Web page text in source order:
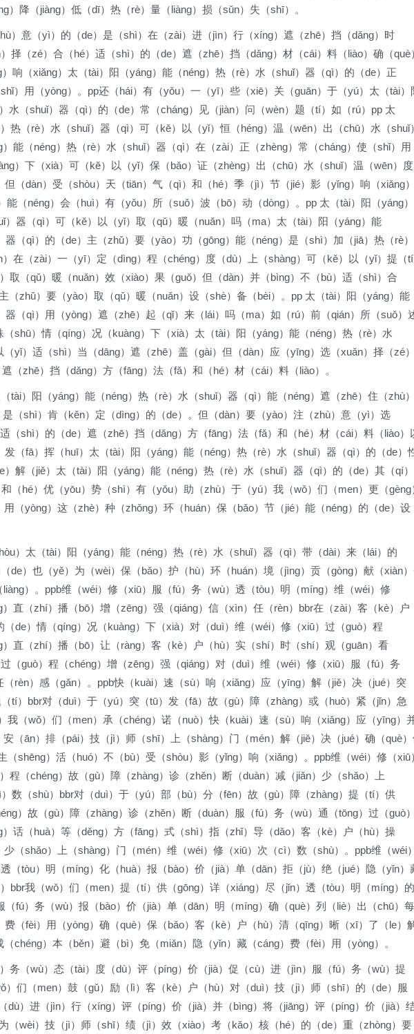
）降（jiàng）低（dī）热（rè）量（liàng）损（sǔn）失（shī）。
）意（yì）的（de）是（shì）在（zài）进（jìn）行（xíng）遮（zhē）挡（dǎng）时
择（zé）合（hé）适（shì）的（de）遮（zhē）挡（dǎng）材（cái）料（liào）确（què
响（xiǎng）太（tài）阳（yáng）能（néng）热（rè）水（shuǐ）器（qì）的（de）正
shǐ）用（yòng）。pp还（hái）有（yǒu）一（yī）些（xiē）关（guān）于（yú）太（tài）
水（shuǐ）器（qì）的（de）常（cháng）见（jiàn）问（wèn）题（tí）如（rú）pp 太
热（rè）水（shuǐ）器（qì）可（kě）以（yǐ）恒（héng）温（wēn）出（chū）水（shuǐ）
能（néng）热（rè）水（shuǐ）器（qì）在（zài）正（zhèng）常（cháng）使（shǐ）用
）下（xià）可（kě）以（yǐ）保（bǎo）证（zhèng）出（chū）水（shuǐ）温（wēn）度
但（dàn）受（shòu）天（tiān）气（qì）和（hé）季（jì）节（jié）影（yǐng）响（xiǎng）
能（néng）会（huì）有（yǒu）所（suǒ）波（bō）动（dòng）。pp 太（tài）阳（yáng）
）器（qì）可（kě）以（yǐ）取（qǔ）暖（nuǎn）吗（ma）太（tài）阳（yáng）能
器（qì）的（de）主（zhǔ）要（yào）功（gōng）能（néng）是（shì）加（jiā）热（rè）
在（zài）一（yī）定（dìng）程（chéng）度（dù）上（shàng）可（kě）以（yǐ）提（tí
取（qǔ）暖（nuǎn）效（xiào）果（guǒ）但（dàn）并（bìng）不（bù）适（shì）合
（zhǔ）要（yào）取（qǔ）暖（nuǎn）设（shè）备（bèi）。pp 太（tài）阳（yáng）能
器（qì）用（yòng）遮（zhē）起（qǐ）来（lái）吗（ma）如（rú）前（qián）所（suǒ）
（shū）情（qíng）况（kuàng）下（xià）太（tài）阳（yáng）能（néng）热（rè）水
（yǐ）适（shì）当（dāng）遮（zhē）盖（gài）但（dàn）应（yīng）选（xuǎn）择（zé）
（zhē）挡（dǎng）方（fāng）法（fǎ）和（hé）材（cái）料（liào）。
tài）阳（yáng）能（néng）热（rè）水（shuǐ）器（qì）能（néng）遮（zhē）住（zhù）
（shì）肯（kěn）定（dìng）的（de）。但（dàn）要（yào）注（zhù）意（yì）选
（shì）的（de）遮（zhē）挡（dǎng）方（fāng）法（fǎ）和（hé）材（cái）料（liào）
发（fā）挥（huī）太（tài）阳（yáng）能（néng）热（rè）水（shuǐ）器（qì）的（de）
）解（jiě）太（tài）阳（yáng）能（néng）热（rè）水（shuǐ）器（qì）的（de）其（qí）
（hé）优（yōu）势（shì）有（yǒu）助（zhù）于（yú）我（wǒ）们（men）更（gèng
（yòng）这（zhè）种（zhǒng）环（huán）保（bǎo）节（jié）能（néng）的（de）设
）太（tài）阳（yáng）能（néng）热（rè）水（shuǐ）器（qì）带（dài）来（lái）的
（de）也（yě）为（wèi）保（bǎo）护（hù）环（huán）境（jìng）贡（gòng）献（xiàn
liàng）。ppb维（wéi）修（xiū）服（fú）务（wù）透（tòu）明（míng）维（wéi）修
）直（zhí）播（bō）增（zēng）强（qiáng）信（xìn）任（rèn）bbr在（zài）客（kè）户
（de）情（qíng）况（kuàng）下（xià）对（duì）维（wéi）修（xiū）过（guò）程
）直（zhí）播（bō）让（ràng）客（kè）户（hù）实（shí）时（shí）观（guān）看
（guò）程（chéng）增（zēng）强（qiáng）对（duì）维（wéi）修（xiū）服（fú）务
（rèn）感（gǎn）。ppb快（kuài）速（sù）响（xiǎng）应（yīng）解（jiě）决（jué）突
（tí）bbr对（duì）于（yú）突（tū）发（fā）故（gù）障（zhàng）或（huò）紧（jǐn）急
我（wǒ）们（men）承（chéng）诺（nuò）快（kuài）速（sù）响（xiǎng）应（yīng）
安（ān）排（pái）技（jì）师（shī）上（shàng）门（mén）解（jiě）决（jué）确（què
（shēng）活（huó）不（bù）受（shòu）影（yǐng）响（xiǎng）。ppb维（wéi）修（xiū
程（chéng）故（gù）障（zhàng）诊（zhěn）断（duàn）减（jiǎn）少（shǎo）上
）数（shù）bbr对（duì）于（yú）部（bù）分（fēn）故（gù）障（zhàng）提（tí）供
）故（gù）障（zhàng）诊（zhěn）断（duàn）服（fú）务（wù）通（tōng）过（guò）
话（huà）等（děng）方（fāng）式（shì）指（zhǐ）导（dǎo）客（kè）户（hù）操
少（shǎo）上（shàng）门（mén）维（wéi）修（xiū）次（cì）数（shù）。ppb维（wéi）
（tòu）明（míng）化（huà）报（bào）价（jià）单（dān）拒（jù）绝（jué）隐（yǐn）
bbr我（wǒ）们（men）提（tí）供（gōng）详（xiáng）尽（jǐn）透（tòu）明（míng）的
（fú）务（wù）报（bào）价（jià）单（dān）明（míng）确（què）列（liè）出（chū）每
费（fèi）用（yòng）确（què）保（bǎo）客（kè）户（hù）清（qīng）晰（xī）了（le）
（chéng）本（běn）避（bì）免（miǎn）隐（yǐn）藏（cáng）费（fèi）用（yòng）。
务（wù）态（tài）度（dù）评（píng）价（jià）促（cù）进（jìn）服（fú）务（wù）提
）们（men）鼓（gǔ）励（lì）客（kè）户（hù）对（duì）技（jì）师（shī）的（de）服
dù）进（jìn）行（xíng）评（píng）价（jià）并（bìng）将（jiāng）评（píng）价（jià）
（wèi）技（jì）师（shī）绩（jì）效（xiào）考（kǎo）核（hé）的（de）重（zhòng）要